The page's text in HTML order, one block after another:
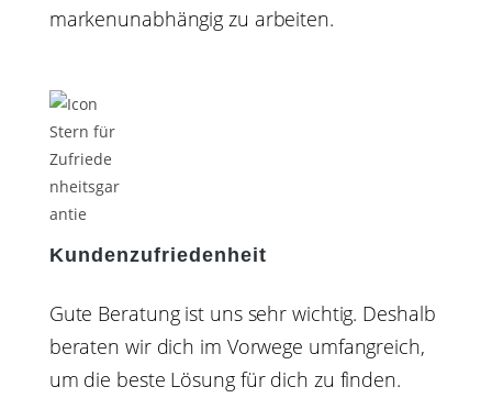
markenunabhängig zu arbeiten.
Kundenzufriedenheit
Gute Beratung ist uns sehr wichtig. Deshalb
beraten wir dich im Vorwege umfangreich,
um die beste Lösung für dich zu finden.